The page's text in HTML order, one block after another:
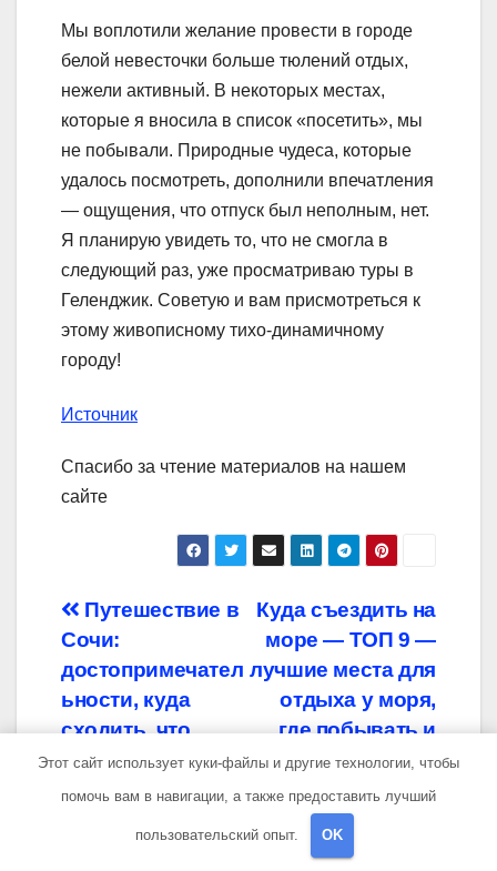
Мы воплотили желание провести в городе
белой невесточки больше тюлений отдых,
нежели активный. В некоторых местах,
которые я вносила в список «посетить», мы
не побывали. Природные чудеса, которые
удалось посмотреть, дополнили впечатления
— ощущения, что отпуск был неполным, нет.
Я планирую увидеть то, что не смогла в
следующий раз, уже просматриваю туры в
Геленджик. Советую и вам присмотреться к
этому живописному тихо-динамичному
городу!
Источник
Спасибо за чтение материалов на нашем
сайте
Навигация
по
записям
Куда съездить на
море — ТОП 9 —
лучшие места для
отдыха у моря,
где побывать и
что посетить
Путешествие в
Сочи:
достопримечател
ьности, куда
сходить, что
посмотреть
Этот сайт использует куки-файлы и другие технологии, чтобы
помочь вам в навигации, а также предоставить лучший
пользовательский опыт. OK